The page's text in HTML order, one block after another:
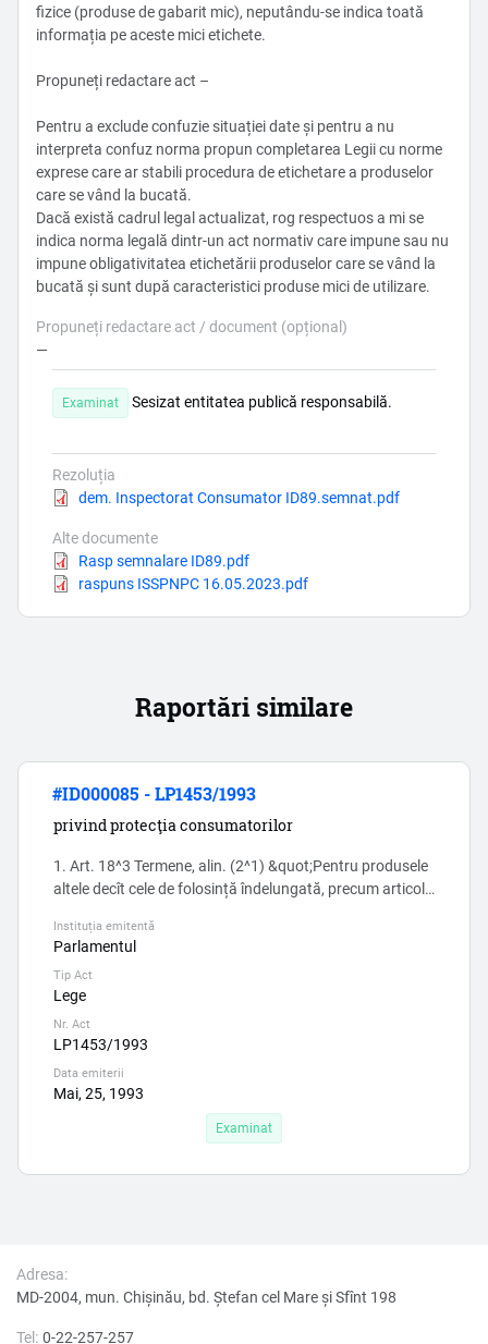
fizice (produse de gabarit mic), neputându-se indica toată
informația pe aceste mici etichete.
Propuneți redactare act –
Pentru a exclude confuzie situației date și pentru a nu
interpreta confuz norma propun completarea Legii cu norme
exprese care ar stabili procedura de etichetare a produselor
care se vând la bucată.
Dacă există cadrul legal actualizat, rog respectuos a mi se
indica norma legală dintr-un act normativ care impune sau nu
impune obligativitatea etichetării produselor care se vând la
bucată și sunt după caracteristici produse mici de utilizare.
Propuneți redactare act / document (opțional)
—
Examinat Sesizat entitatea publică responsabilă.
Rezoluția
Document
dem. Inspectorat Consumator ID89.semnat.pdf
Alte documente
Document
Rasp semnalare ID89.pdf
Document
raspuns ISSPNPC 16.05.2023.pdf
Raportări similare
#ID000085 - LP1453/1993
privind protecţia consumatorilor
1. Art. 18^3 Termene, alin. (2^1) &quot;Pentru produsele
altele decît cele de folosință îndelungată, precum articole
răspunderea vînzătorului este angajată dacă
neconformitatea apare într-un termen de 30 de zile de la
data vînzării acestora.&quot; 1. În cadrul aliniatului
înserat supra, produsele enumerate: „articole de î...
Instituția emitentă
Parlamentul
Tip Act
Lege
Nr. Act
LP1453/1993
Data emiterii
Mai, 25, 1993
Examinat
Adresa:
MD-2004, mun. Chișinău, bd. Ştefan cel Mare şi Sfînt 198
Tel: 0-22-257-257